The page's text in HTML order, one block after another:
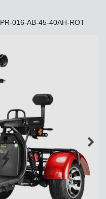
PR-016-AB-45-40AH-ROT